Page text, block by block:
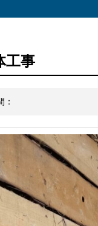
工事
：